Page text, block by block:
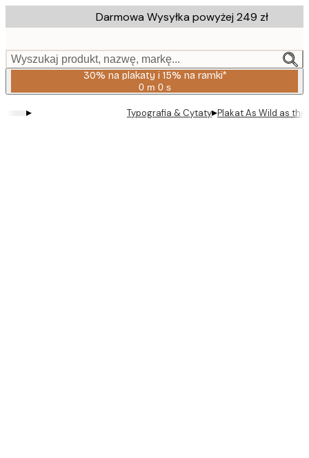
to
content.
Darmowa Wysyłka powyżej 249 zł
Wyszukaj produkt, nazwę, markę...
30% na plakaty i 15% na ramki*
0 m 0 s
Ważny
2026-
▸ Typografia & Cytaty▸Plakat As Wild as